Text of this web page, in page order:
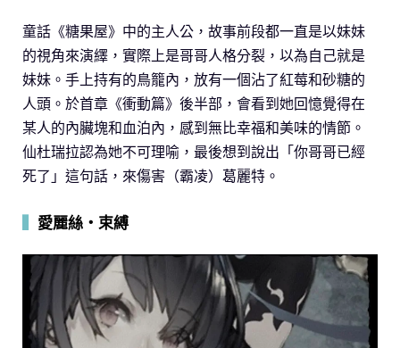
童話《糖果屋》中的主人公，故事前段都一直是以妹妹
的視角來演繹，實際上是哥哥人格分裂，以為自己就是
妹妹。手上持有的鳥籠內，放有一個沾了紅莓和砂糖的
人頭。於首章《衝動篇》後半部，會看到她回憶覺得在
某人的內臟塊和血泊內，感到無比幸福和美味的情節。
仙杜瑞拉認為她不可理喻，最後想到說出「你哥哥已經
死了」這句話，來傷害（霸凌）葛麗特。
愛麗絲‧束縛